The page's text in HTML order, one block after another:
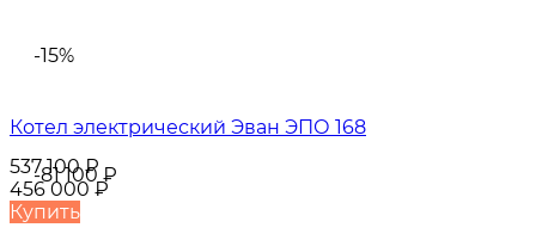
-15%
-81 100 ₽
Котел электрический Эван ЭПО 168
537 100₽
456 000₽
Купить